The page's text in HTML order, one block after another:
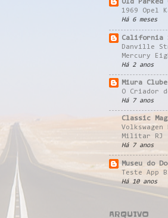
Old Parked
1969 Opel
Há 6 meses
California
Danville
Mercury
Há 2 anos
Miura
O Criador
Há 7 anos
Classic
Militar RJ
Há 7 anos
Museu do
Teste App
Há 10 anos
ARQUIVO